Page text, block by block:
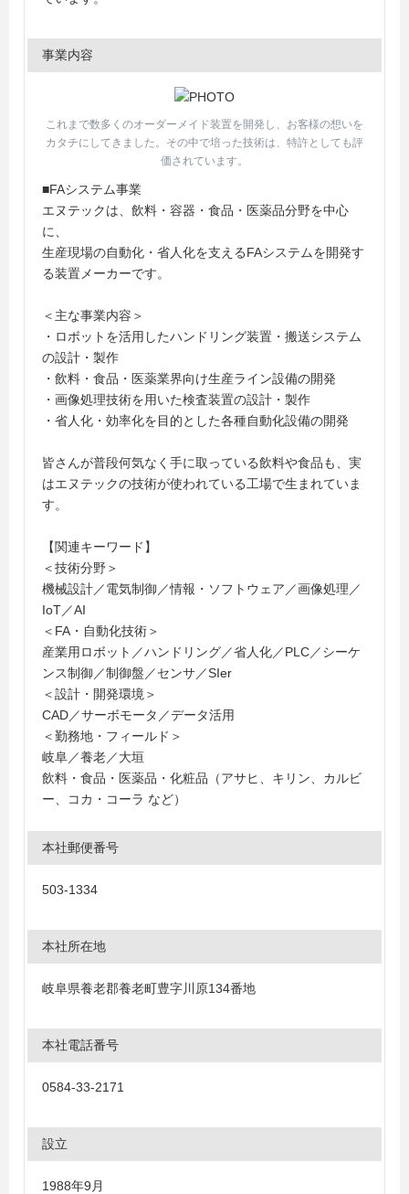
事業内容
これまで数多くのオーダーメイド装置を開発し、お客様の想いを
カタチにしてきました。その中で培った技術は、特許としても評
価されています。
■FAシステム事業
エヌテックは、飲料・容器・食品・医薬品分野を中心
に、
生産現場の自動化・省人化を支えるFAシステムを開発す
る装置メーカーです。
＜主な事業内容＞
・ロボットを活用したハンドリング装置・搬送システム
の設計・製作
・飲料・食品・医薬業界向け生産ライン設備の開発
・画像処理技術を用いた検査装置の設計・製作
・省人化・効率化を目的とした各種自動化設備の開発
皆さんが普段何気なく手に取っている飲料や食品も、実
はエヌテックの技術が使われている工場で生まれていま
す。
【関連キーワード】
＜技術分野＞
機械設計／電気制御／情報・ソフトウェア／画像処理／
IoT／AI
＜FA・自動化技術＞
産業用ロボット／ハンドリング／省人化／PLC／シーケ
ンス制御／制御盤／センサ／SIer
＜設計・開発環境＞
CAD／サーボモータ／データ活用
＜勤務地・フィールド＞
岐阜／養老／大垣
飲料・食品・医薬品・化粧品（アサヒ、キリン、カルビ
ー、コカ・コーラ など）
本社郵便番号
503-1334
本社所在地
岐阜県養老郡養老町豊字川原134番地
本社電話番号
0584-33-2171
設立
1988年9月